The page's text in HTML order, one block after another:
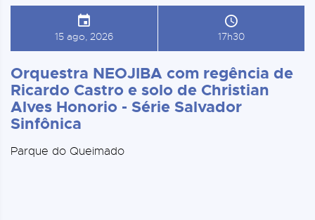
15 ago, 2026 17h30
Orquestra NEOJIBA com regência de
Ricardo Castro e solo de Christian
Alves Honorio - Série Salvador
Sinfônica
Parque do Queimado